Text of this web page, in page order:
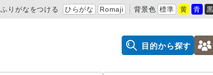
ふりがなをつける ひらがな Romaji 背景色 標準 黄 青
目的から探す